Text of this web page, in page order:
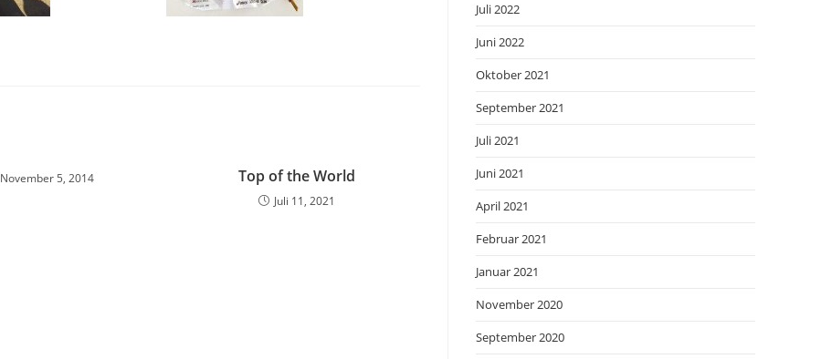
November 5, 2014 Top of the World
Juli 11, 2021
Juli 2022
Juni 2022
Oktober 2021
September 2021
Juli 2021
Juni 2021
April 2021
Februar 2021
Januar 2021
November 2020
September 2020